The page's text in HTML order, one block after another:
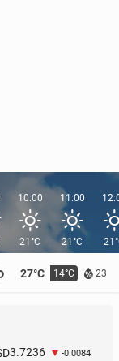
27°C 14°C 23
10:00
21°C
11:00
21°C
3.7236 -0.0084